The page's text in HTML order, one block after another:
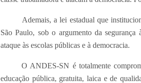
Ademais, a lei estadual que
São Paulo, sob o argumento da segurança
ataque às escolas públicas e à democracia.
O ANDES-SN é totalmente
educação pública, gratuita, laica e de